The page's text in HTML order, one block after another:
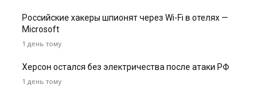
Российские хакеры шпионят через Wi-Fi в отелях —
Microsoft
1 день тому
Херсон остался без электричества после атаки РФ
1 день тому